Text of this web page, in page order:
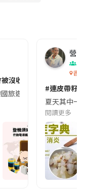
沒收😱出發前切記檢查
國旅遊的民眾，近期要
營養
香港
#連皮帶籽
夏天其中一
閱讀更多